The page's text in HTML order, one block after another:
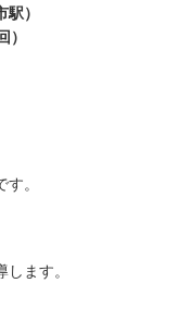
）
）
。
ます。